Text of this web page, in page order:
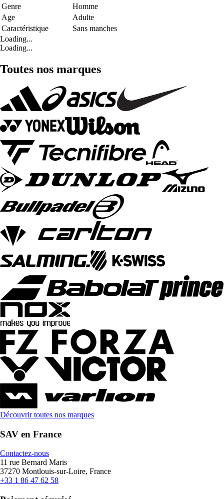
Genre
Homme
Age
Adulte
Caractéristique
Sans manches
Loading...
Loading...
Toutes nos marques
Découvrir toutes nos marques
SAV en France
Contactez-nous
11 rue Bernard Maris
37270 Montlouis-sur-Loire, France
+33 1 86 47 62 58